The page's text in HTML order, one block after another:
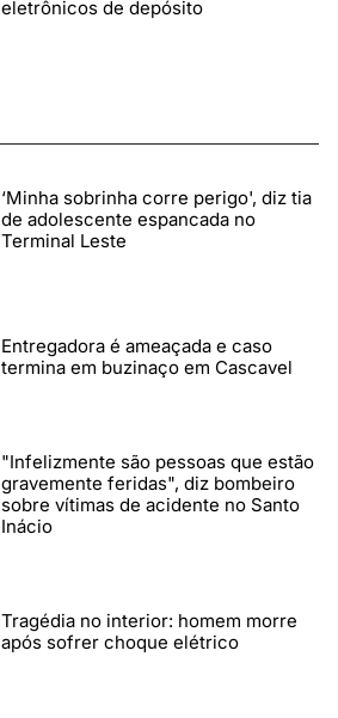
eletrônicos de depósito
‘Minha sobrinha corre perigo', diz tia
de adolescente espancada no
Terminal Leste
Entregadora é ameaçada e caso
termina em buzinaço em Cascavel
"Infelizmente são pessoas que estão
gravemente feridas", diz bombeiro
sobre vítimas de acidente no Santo
Inácio
Tragédia no interior: homem morre
após sofrer choque elétrico